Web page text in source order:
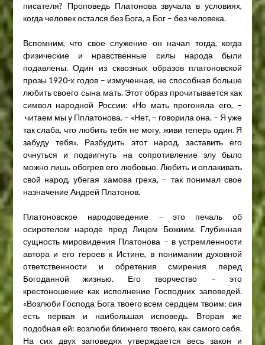
писателя? Проповедь Платонова звучала в условиях,
когда человек остался без Бога, а Бог – без человека.
Вспомним, что свое служение он начал тогда, когда
физические и нравственные силы народа были
подавлены. Один из сквозных образов платоновской
прозы 1920-х годов – измученная, не способная больше
любить своего сына мать. Этот образ прочитывается как
символ народной России: «Но мать прогоняла его, –
читаем мы у Пплатонова. – «Нет, – говорила она. – Я уже
так слаба, что любить тебя не могу, живи теперь один. Я
забуду тебя». Разбудить этот народ, заставить его
очнуться и подвигнуть на сопротивление злу было
можно лишь обогрев его любовью. Любить и оплакивать
свой народ, убегая хамова греха, – так понимал свое
назначение Андрей Платонов.
Платоновское народоведение – это печаль об
осиротелом народе пред Лицом Божиим. Глубинная
сущность мировидения Платонова – в устремленности
автора и его героев к Истине, в понимании духовной
ответственности и обретения смирения перед
Богоданной жизнью. Его творчество – это
крестоношение как исполнение Господних заповедей.
«Возлюби Господа Бога твоего всем сердцем твоим: сия
есть первая и наибольшая исповедь. Вторая же
подобная ей: возлюби ближнего твоего, как самого себя.
На сих двух заповедях утверждается весь закон и